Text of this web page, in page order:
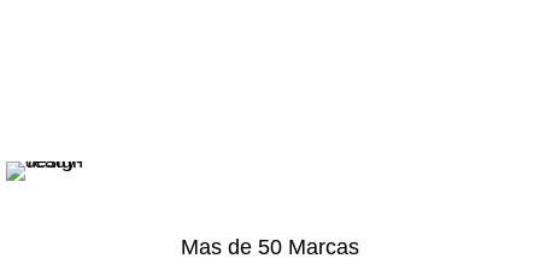
Mas de 50 Marcas